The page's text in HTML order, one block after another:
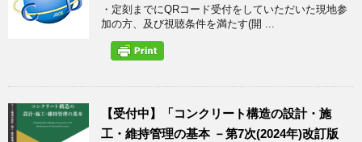
・定刻までにQRコード受付をしていただいた現地参
加の方、及び視聴条件を満たす(開 ...
【受付中】「コンクリート構造の設計・施
工・維持管理の基本 －第7次(2024年)改訂版